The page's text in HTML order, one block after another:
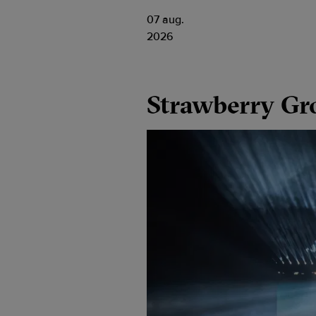
07 aug.
2026
Strawberry